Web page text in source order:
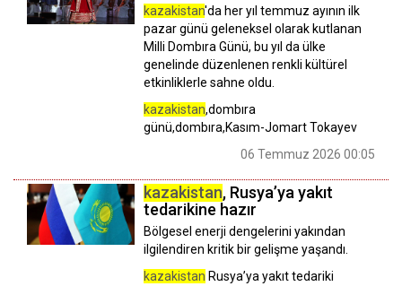
kazakistan'da her yıl temmuz ayının ilk
pazar günü geleneksel olarak kutlanan
Milli Dombıra Günü, bu yıl da ülke
genelinde düzenlenen renkli kültürel
etkinliklerle sahne oldu.
kazakistan,dombıra
günü,dombıra,Kasım-Jomart Tokayev
06 Temmuz 2026 00:05
kazakistan, Rusya’ya yakıt
tedarikine hazır
Bölgesel enerji dengelerini yakından
ilgilendiren kritik bir gelişme yaşandı.
kazakistan Rusya’ya yakıt tedariki